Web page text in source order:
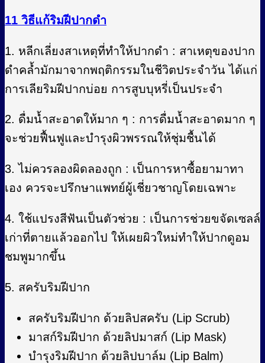
11 วิธีแก้ริมฝีปากดํา
1. หลีกเลี่ยงสาเหตุที่ทำให้ปากดำ : สาเหตุของปาก
ดำคล้ำมักมาจากพฤติกรรมในชีวิตประจำวัน ได้แก่
การเลียริมฝีปากบ่อย การสูบบุหรี่เป็นประจำ
2. ดื่มน้ำสะอาดให้มาก ๆ : การดื่มน้ำสะอาดมาก ๆ
จะช่วยฟื้นฟูและบำรุงผิวพรรณให้ชุ่มชื้นได้
3. ไม่ควรลองผิดลองถูก : เป็นการหาซื้อยามาทา
เอง ควรจะปรึกษาแพทย์ผู้เชี่ยวชาญโดยเฉพาะ
4. ใช้แปรงสีฟันเป็นตัวช่วย : เป็นการช่วยขจัดเซลล์
เก่าที่ตายแล้วออกไป ให้เผยผิวใหม่ทำให้ปากดูอม
ชมพูมากขึ้น
5. สครับริมฝีปาก
สครับริมฝีปาก ด้วยลิปสครับ (Lip Scrub)
มาสก์ริมฝีปาก ด้วยลิปมาสก์ (Lip Mask)
บำรุงริมฝีปาก ด้วยลิปบาล์ม (Lip Balm)